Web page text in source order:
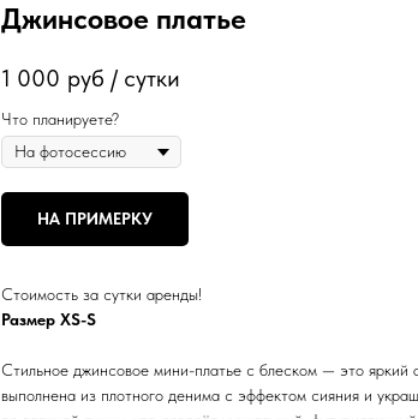
Джинсовое платье
1 000 руб / сутки
Что планируете?
НА ПРИМЕРКУ
Стоимость за сутки аренды!
Размер XS-S
Стильное джинсовое мини-платье с блеском — это яркий
выполнена из плотного денима с эффектом сияния и